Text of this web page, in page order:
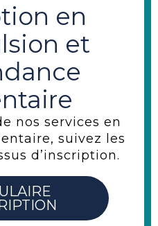
en
et
nos services en
suivez les
d’inscription.